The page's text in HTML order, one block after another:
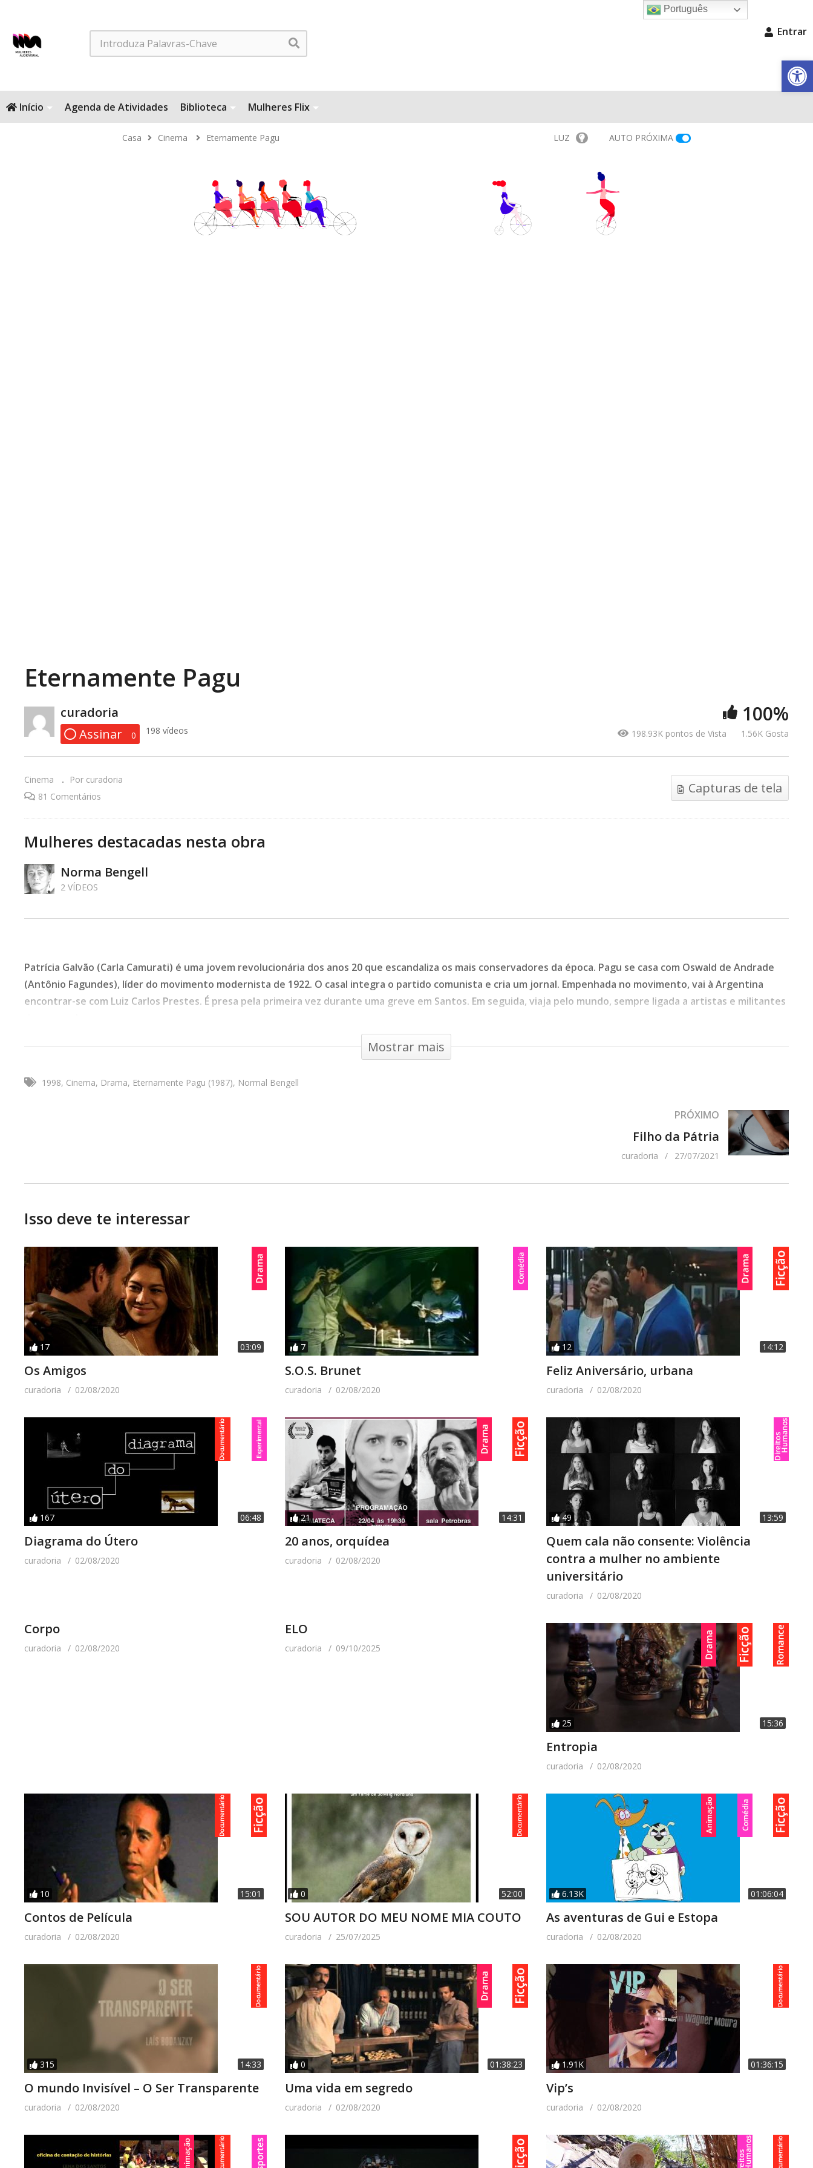
Barra de
Search Entrar
Início Agenda de Atividades Biblioteca Mulheres Flix
Casa Cinema Eternamente Pagu LUZ AUTO PRÓXIMA
Copy Embed Code
Javé Um ramo
Evento
Eternamente Pagu
curadoria
Assinar
0 198 vídeos
100%
198.93K pontos de Vista 1.56K Gosta
Cinema
Por curadoria
81 Comentários
Capturas de tela
Mulheres destacadas nesta obra
Norma Bengell
2 VÍDEOS
Patrícia Galvão (Carla Camurati) é uma jovem revolucionária dos anos 20 que escandaliza os mais conservadores da época. Pagu se casa com Oswald de Andrade
(Antônio Fagundes), líder do movimento modernista de 1922. O casal integra o partido comunista e cria um jornal. Empenhada no movimento, vai à Argentina
encontrar-se com Luiz Carlos Prestes. É presa pela primeira vez durante uma greve em Santos. Em seguida, viaja pelo mundo, sempre ligada a artistas e militantes
Direção:Normal Bengell
ETERNAMENTE PAGUGênero: DramaDireção: Norma BengellRoteiro: Geraldo Carneiro, Márcia de Almeida, Norma BengellElenco: Antônio
Fagundes, Carla Camurati, Ester Góes, Nina de Pádua, Otávio Augusto, Paulo VillaçaProdução: Alexandre MeyerFotografia: Antônio Luis MendesTrilha Sonora: Roberto
Mostrar mais
1998 Cinema Drama Eternamente Pagu (1987) Normal Bengell
PRÓXIMO
Filho da Pátria
curadoria 27/07/2021
Isso deve te interessar
17 03:09
Os Amigos
curadoria 02/08/2020
7
S.O.S. Brunet
curadoria 02/08/2020
12 14:12
Feliz Aniversário, urbana
curadoria 02/08/2020
167 06:48
Diagrama do Útero
curadoria 02/08/2020
21 14:31
20 anos, orquídea
curadoria 02/08/2020
49 13:59
Quem cala não consente: Violência
contra a mulher no ambiente
universitário
curadoria 02/08/2020
Corpo
curadoria 02/08/2020
ELO
curadoria 09/10/2025
25 15:36
Entropia
curadoria 02/08/2020
10 15:01
Contos de Película
curadoria 02/08/2020
0 52:00
SOU AUTOR DO MEU NOME MIA COUTO
curadoria 25/07/2025
6.13K 01:06:04
As aventuras de Gui e Estopa
curadoria 02/08/2020
315 14:33
O mundo Invisível – O Ser Transparente
curadoria 02/08/2020
0 01:38:23
Uma vida em segredo
curadoria 02/08/2020
1.91K 01:36:15
Vip’s
curadoria 02/08/2020
Português